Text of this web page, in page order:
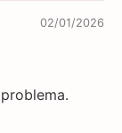
02/01/2026